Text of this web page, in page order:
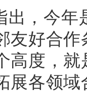
出，今年
友好合
高度，
展各领